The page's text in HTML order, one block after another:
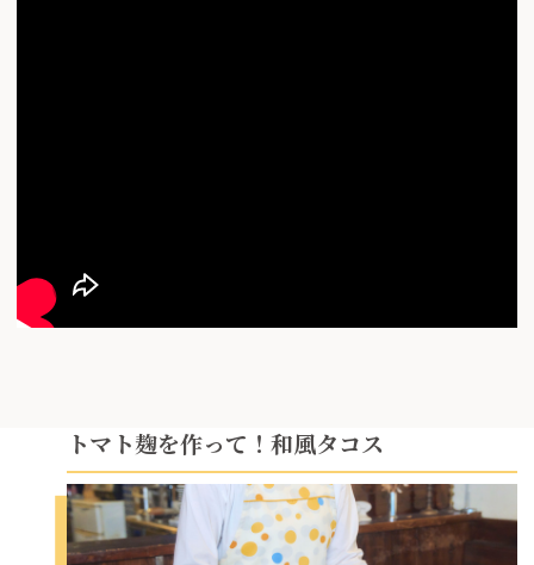
トマト麹を作って！和風タコス